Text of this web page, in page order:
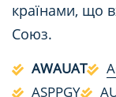
країнами, що
Союз.
AWAUAT
ASPPGY